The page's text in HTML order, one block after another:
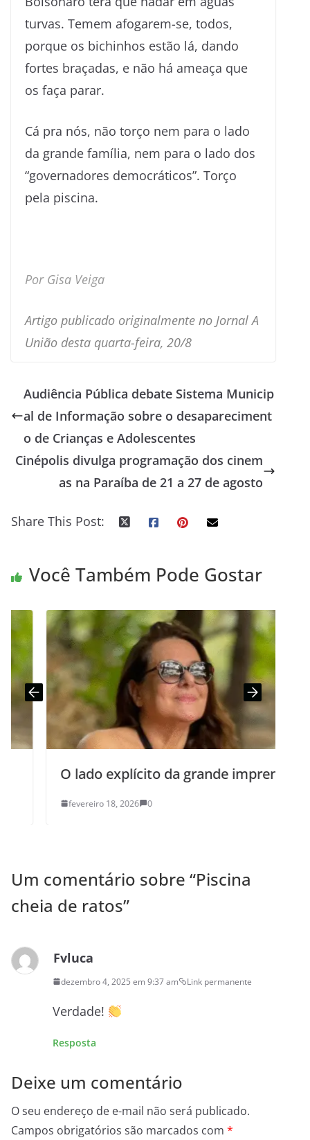
turvas. Temem afogarem-se, todos,
porque os bichinhos estão lá, dando
fortes braçadas, e não há ameaça que
os faça parar.
Cá pra nós, não torço nem para o lado
da grande família, nem para o lado dos
“governadores democráticos”. Torço
pela piscina.
Por Gisa Veiga
Artigo publicado originalmente no Jornal A
União desta quarta-feira, 20/8
Audiência Pública debate Sistema Municip
al de Informação sobre o desapareciment
o de Crianças e Adolescentes
Cinépolis divulga programação dos cinem
as na Paraíba de 21 a 27 de agosto
Share This Post:
Você Também Pode Gostar
O lado explícito da grande imprensa
fevereiro 18, 2026 0
Um comentário sobre “Piscina
cheia de ratos”
Fvluca
dezembro 4, 2025 em 9:37 am Link permanente
Verdade!
Resposta
Deixe um comentário
O seu endereço de e-mail não será publicado.
Campos obrigatórios são marcados com *